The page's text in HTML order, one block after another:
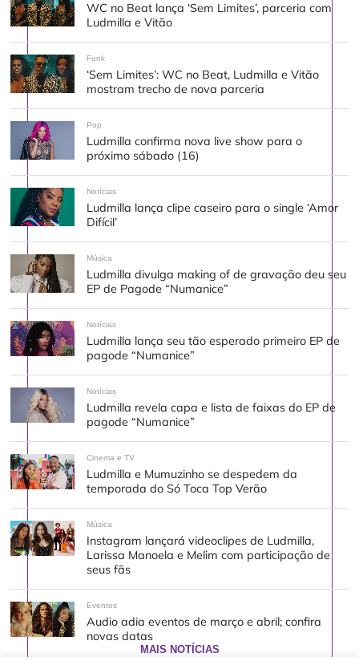
WC no Beat lança ‘Sem Limites’, parceria com
Ludmilla e Vitão
Funk
‘Sem Limites’: WC no Beat, Ludmilla e Vitão
mostram trecho de nova parceria
Pop
Ludmilla confirma nova live show para o
próximo sábado (16)
Notícias
Ludmilla lança clipe caseiro para o single ‘Amor
Difícil’
Música
Ludmilla divulga making of de gravação deu seu
EP de Pagode “Numanice”
Notícias
Ludmilla lança seu tão esperado primeiro EP de
pagode “Numanice”
Notícias
Ludmilla revela capa e lista de faixas do EP de
pagode “Numanice”
Cinema e TV
Ludmilla e Mumuzinho se despedem da
temporada do Só Toca Top Verão
Música
Instagram lançará videoclipes de Ludmilla,
Larissa Manoela e Melim com participação de
seus fãs
Eventos
Audio adia eventos de março e abril; confira
novas datas
MAIS NOTÍCIAS